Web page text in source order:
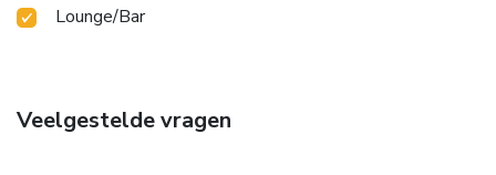
Lounge/Bar
Veelgestelde vragen